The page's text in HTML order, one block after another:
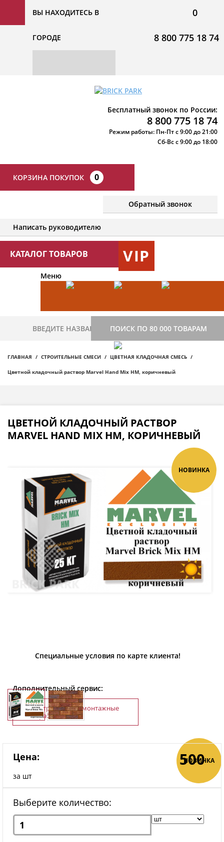
ВЫ НАХОДИТЕСЬ В
ГОРОДЕ
0
8 800 775 18 74
Бесплатный звонок по России:
8 800 775 18 74
Режим работы: Пн-Пт с 9:00 до 21:00
Сб-Вс с 9:00 до 18:00
КОРЗИНА ПОКУПОК 0
Обратный звонок
Написать руководителю
КАТАЛОГ ТОВАРОВ VIP
Меню
ПОИСК ПО 80 000 ТОВАРАМ
ГЛАВНАЯ СТРОИТЕЛЬНЫЕ СМЕСИ ЦВЕТНАЯ КЛАДОЧНАЯ СМЕСЬ
Цветной кладочный раствор Мarvel Hand Mix HM, коричневый
ЦВЕТНОЙ КЛАДОЧНЫЙ РАСТВОР
МARVEL HAND MIX HM, КОРИЧНЕВЫЙ
НОВИНКА
Специальные условия по карте клиента!
Дополнительный сервис:
Строительно-монтажные
работы
НОВИНКА
Цена:
за шт
500
Выберите количество: